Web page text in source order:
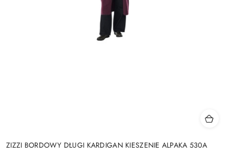
ZIZZI BORDOWY DŁUGI KARDIGAN KIESZENIE ALPAKA 530A